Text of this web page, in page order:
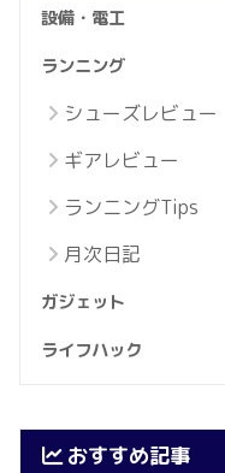
設備・電工
ランニング
シューズレビュー
ギアレビュー
ランニングTips
月次日記
ガジェット
ライフハック
おすすめ記事